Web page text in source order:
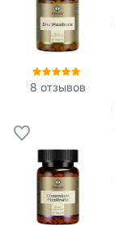
8 отзывов